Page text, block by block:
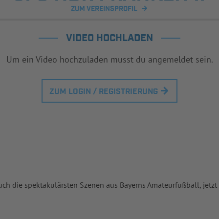
ZUM VEREINSPROFIL
VIDEO HOCHLADEN
Um ein Video hochzuladen musst du angemeldet sein.
ZUM LOGIN / REGISTRIERUNG
die spektakulärsten Szenen aus Bayerns Amateurfußball,